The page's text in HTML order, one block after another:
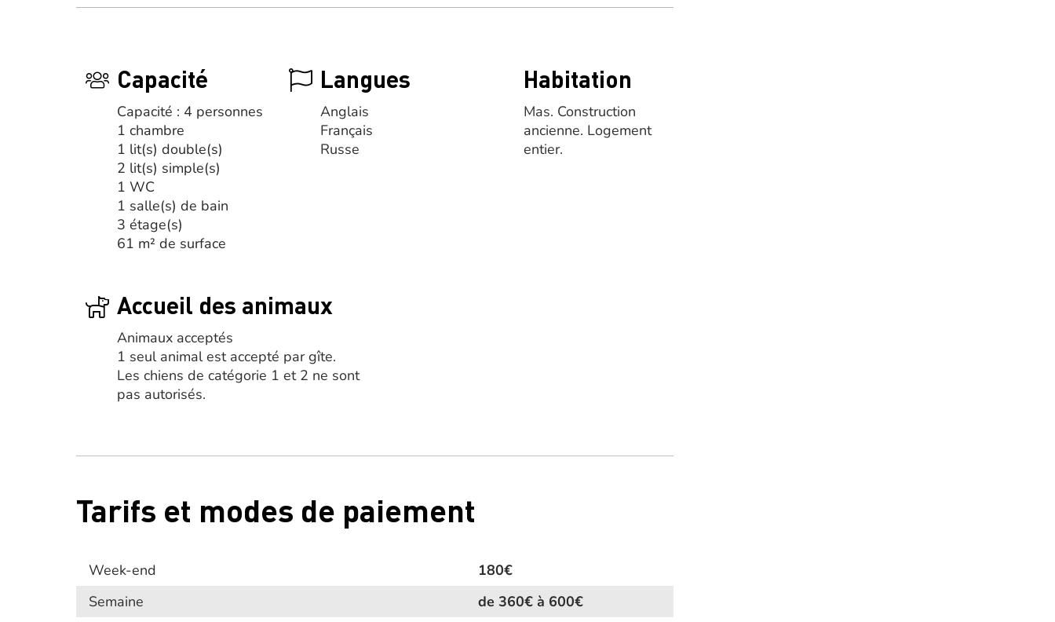
Capacité
Capacité : 4 personnes
1 chambre
1 lit(s) double(s)
2 lit(s) simple(s)
1 WC
1 salle(s) de bain
3 étage(s)
61 m² de surface
Langues
Anglais
Français
Russe
Habitation
Mas. Construction
ancienne. Logement
entier.
Accueil des animaux
Animaux acceptés
1 seul animal est accepté par gîte.
Les chiens de catégorie 1 et 2 ne sont
pas autorisés.
Tarifs et modes de paiement
Week-end
180€
Semaine
de 360€ à 600€